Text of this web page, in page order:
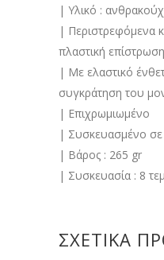
| Υλικό :
| Περιστρεφόμενα
πλαστική επίστρωση
| Με ελαστικό
συγκράτηση του
| Επιχρωμιωμένο
| Συσκευασμένο σε
| Βάρος : 265 gr
| Συσκευασία : 8 τεμ
ΣΧΕΤΙΚΆ